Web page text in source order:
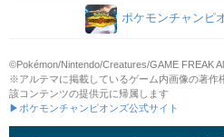
ポケモンチャンピ
©Pokémon/Nintendo/Creatures/GAME FREAK
※アルテマに掲載しているゲーム内画像の著作
該コンテンツの提供元に帰属します
▶ポケモンチャンピオンズ公式サイト